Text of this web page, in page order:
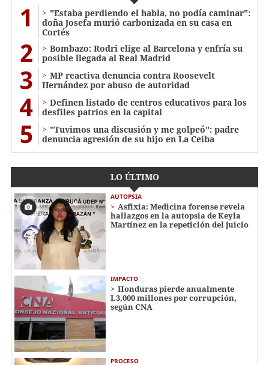
1
"Estaba perdiendo el habla, no podía caminar":
doña Josefa murió carbonizada en su casa en
Cortés
2
Bombazo: Rodri elige al Barcelona y enfría su
posible llegada al Real Madrid
3
MP reactiva denuncia contra Roosevelt
Hernández por abuso de autoridad
4
Definen listado de centros educativos para los
desfiles patrios en la capital
5
"Tuvimos una discusión y me golpeó": padre
denuncia agresión de su hijo en La Ceiba
LO ÚLTIMO
AUTOPSIA
Asfixia: Medicina forense revela
hallazgos en la autopsia de Keyla
Martínez en la repetición del juicio
IMPACTO
Honduras pierde anualmente
L3,000 millones por corrupción,
según CNA
PROCESO